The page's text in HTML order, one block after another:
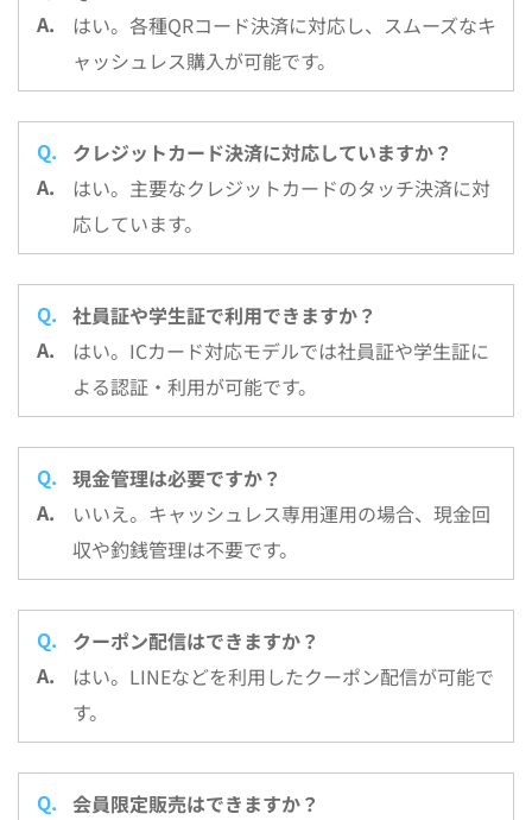
はい。各種QRコード決済に対応し、スムーズなキ
ャッシュレス購入が可能です。
クレジットカード決済に対応していますか？
はい。主要なクレジットカードのタッチ決済に対
応しています。
社員証や学生証で利用できますか？
はい。ICカード対応モデルでは社員証や学生証に
よる認証・利用が可能です。
現金管理は必要ですか？
いいえ。キャッシュレス専用運用の場合、現金回
収や釣銭管理は不要です。
クーポン配信はできますか？
はい。LINEなどを利用したクーポン配信が可能で
す。
会員限定販売はできますか？